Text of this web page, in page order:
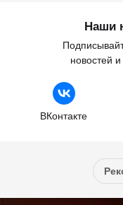
Наши
новостей
ВКонтакте